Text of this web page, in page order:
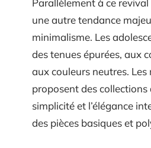
une autre tendance
minimalisme. Les
des tenues épurées, aux
aux couleurs neutres. Les
proposent des collections
simplicité et l’élégance
des pièces basiques et